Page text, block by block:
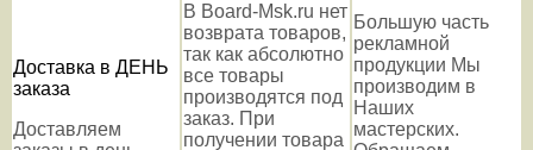
Доставка в ДЕНЬ
заказа
Доставляем
В Board-Msk.ru нет
возврата товаров,
так как абсолютно
все товары
производятся под
заказ. При
получении товара
Большую часть
рекламной
продукции Мы
производим в
Наших
мастерских.